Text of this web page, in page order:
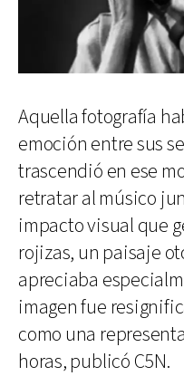
Aquella fotografía
emoción entre sus
trascendió en ese
retratar al músico
impacto visual que
rojizas, un paisaje
apreciaba
imagen fue
como una
horas, publicó C5N.